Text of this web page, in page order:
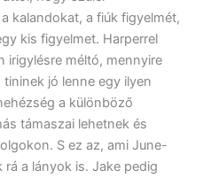
kalandokat, a fiúk figyelmét,
kis figyelmet. Harperrel
irigylésre méltó, mennyire
jó lenne egy ilyen
a különböző
támaszai lehetnek és
S ez az, ami June-
a lányok is. Jake pedig